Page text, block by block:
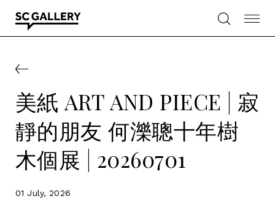
content
美紙 ART AND PIECE | 寂
靜的朋友 何濼聰十年樹
木個展 | 20260701
01 July, 2026